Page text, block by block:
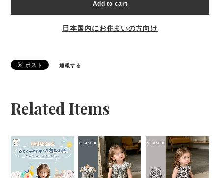
Add to cart
日本国内にお住まいの方向け
通報する
Related Items